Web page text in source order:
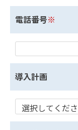
電話番号※
導入計画